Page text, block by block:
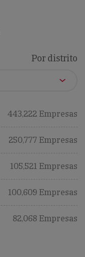
Por distrito
443,222 Empresas
250,777 Empresas
105,521 Empresas
100,609 Empresas
82,068 Empresas